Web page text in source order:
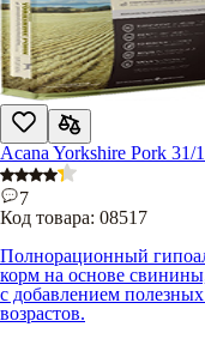
Acana Yorkshire Pork 31/
7
Код товара: 08517
Полнорационный
корм на основе
с добавлением
возрастов.